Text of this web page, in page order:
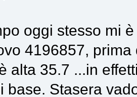
oggi stesso mi
4196857,
alta 35.7 ...in
base. Stasera